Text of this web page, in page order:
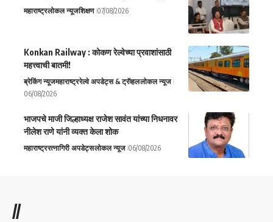
महाराष्ट्रलोकल न्यूजशिक्षण 07/08/2026
Konkan Railway : कोकण रेल्वेच्या प्रवाशांसाठी
महत्त्वाची बातमी!
ब्रेकिंग न्यूजमहाराष्ट्ररेल्वे अपडेट्स & ट्रॅव्हललोकल न्यूज
06/08/2026
भाजपचे माजी जिल्हाध्यक्ष राजेश सावंत यांच्या निधनावर
नीलेश राणे यांनी व्यक्त केला शोक
महाराष्ट्ररत्नागिरी अपडेट्सलोकल न्यूज 06/08/2026
//